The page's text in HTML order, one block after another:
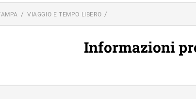
VIAGGIO E TEMPO LIBERO
Informazioni